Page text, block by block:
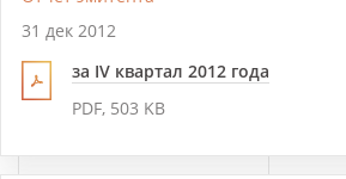
31 дек 2012
за IV квартал 2012 года
PDF, 503 KB